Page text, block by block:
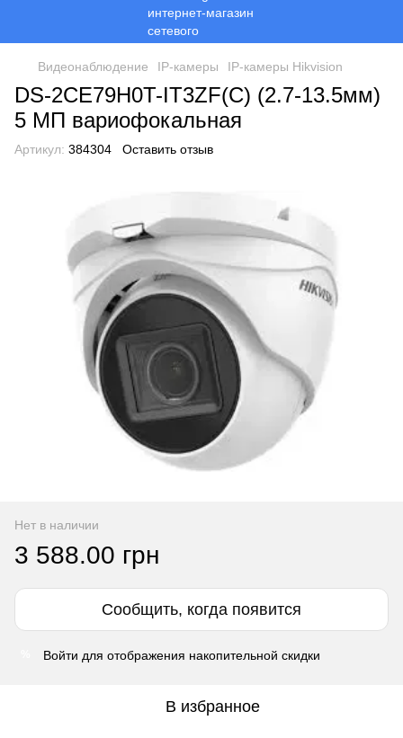
Видеонаблюдение ІР-камеры ІР-камеры Hikvision
DS-2CE79H0T-IT3ZF(C) (2.7-13.5мм)
5 МП вариофокальная
Артикул: 384304 Оставить отзыв
Нет в наличии
3 588.00 грн
Сообщить, когда появится
Войти для отображения накопительной скидки
В избранное